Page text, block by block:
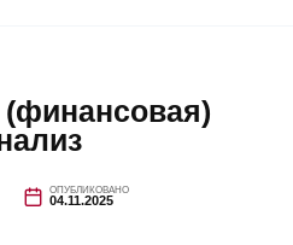
(финансовая)
ОПУБЛИКОВАНО
04.11.2025